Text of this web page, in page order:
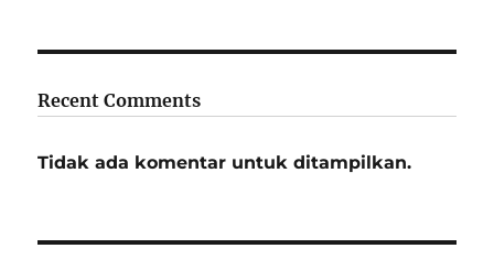
Recent Comments
Tidak ada komentar untuk ditampilkan.